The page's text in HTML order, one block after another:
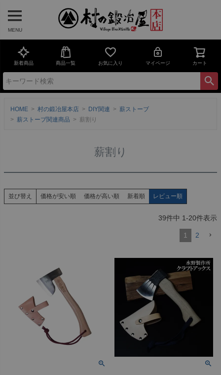
MENU
新着商品 商品一覧 お気に入り マイページ カート
HOME 村の鍛冶屋本店 DIY関連
薪ストーブ
薪ストーブ関連商品
薪割り
薪割り
並び替え 価格が安い順 価格が高い順 新着順 レビュー順
39件中 1-20件表示
1 2